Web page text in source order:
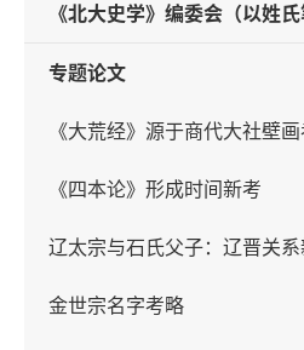
《北大史学》编委会（以姓氏
专题论文
《大荒经》源于商代大社壁
《四本论》形成时间新考
辽太宗与石氏父子：辽晋关
金世宗名字考略